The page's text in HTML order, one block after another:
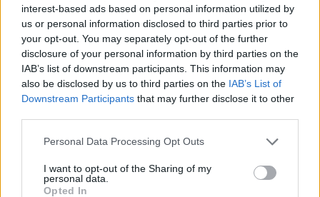
interest-based ads based on personal information utilized by
us or personal information disclosed to third parties prior to
your opt-out. You may separately opt-out of the further
disclosure of your personal information by third parties on the
IAB’s list of downstream participants. This information may
also be disclosed by us to third parties on the IAB’s List of
Downstream Participants that may further disclose it to other
Personal Data Processing Opt Outs
I want to opt-out of the Sharing of my
personal data.
Opted In
και μάθετε πρώτοι τα πιο hot νέα